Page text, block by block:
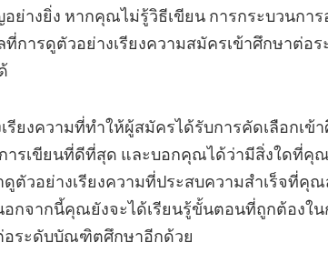
ย่างยิ่ง หากคุณไม่รู้วิธีเขียน การกระบวนการ
ที่การดูตัวอย่างเรียงความสมัครเข้าศึกษาต่
รียงความที่ทำให้ผู้สมัครได้รับการคัดเลือกเข้
ารเขียนที่ดีที่สุด และบอกคุณได้ว่ามีสิ่งใดที่คุ
ตัวอย่างเรียงความที่ประสบความสำเร็จที่คุ
อกจากนี้คุณยังจะได้เรียนรู้ขั้นตอนที่ถูกต้องใน
อระดับบัณฑิตศึกษาอีกด้วย